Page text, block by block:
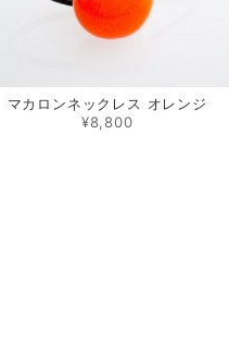
マカロンネックレス オレンジ
¥8,800